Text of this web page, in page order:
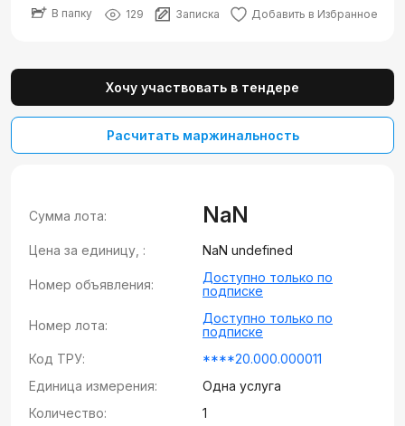
В папку 129 Записка Добавить в Избранное
Хочу участвовать в тендере
Расчитать маржинальность
Сумма лота: NaN
Цена за единицу, : NaN undefined
Номер объявления:
Доступно только по
подписке
Номер лота:
Доступно только по
подписке
Код ТРУ:
****20.000.000011
Единица измерения:
Одна услуга
Количество:
1